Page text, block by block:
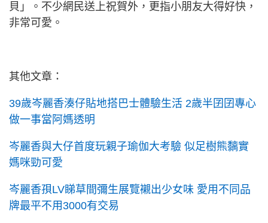
貝」。不少網民送上祝賀外，更指小朋友大得好快，
非常可愛。
其他文章：
39歲岑麗香湊仔貼地搭巴士體驗生活 2歲半囝囝專心
做一事當阿媽透明
岑麗香與大仔首度玩親子瑜伽大考驗 似足樹熊黐實
媽咪勁可愛
岑麗香孭LV睇草間彌生展覽襯出少女味 愛用不同品
牌最平不用3000有交易